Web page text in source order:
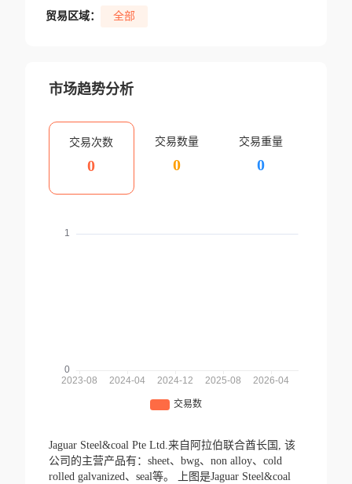
贸易区域： 全部
市场趋势分析
交易次数
0
交易数量
0
交易重量
0
Jaguar Steel&coal Pte Ltd.来自阿拉伯联合酋长国, 该
公司的主营产品有：sheet、bwg、non alloy、cold
rolled galvanized、seal等。
上图是Jaguar Steel&coal